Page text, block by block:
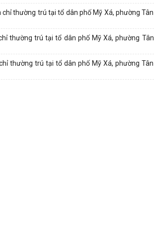
thường trú tại tổ dân phố Mỹ Xá, phường Tân
thường trú tại tổ dân phố Mỹ Xá, phường Tân
thường trú tại tổ dân phố Mỹ Xá, phường Tân